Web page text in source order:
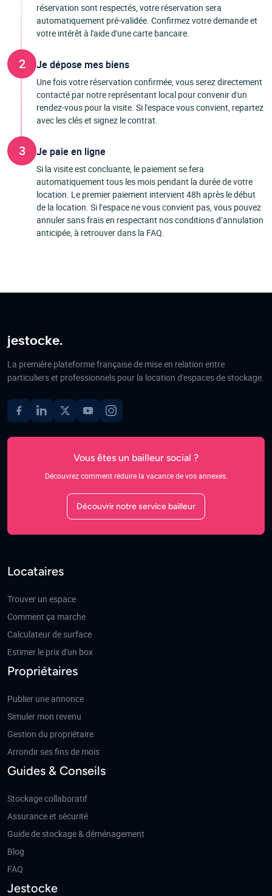
réservation sont respectés, votre réservation sera
automatiquement pré-validée. Confirmez votre demande et
votre intérêt à l'aide d'une carte bancaire.
2 Je dépose mes biens
Une fois votre réservation confirmée, vous serez directement
contacté par notre représentant local pour convenir d'un
rendez-vous pour la visite. Si l'espace vous convient, repartez
avec les clés et signez le contrat.
3 Je paie en ligne
Si la visite est concluante, le paiement se fera
automatiquement tous les mois pendant la durée de votre
location. Le premier paiement intervient 48h après le début
de la location. Si l’espace ne vous convient pas, vous pouvez
annuler sans frais en respectant nos conditions d’annulation
anticipée, à retrouver dans la FAQ.
jestocke.
La première plateforme française de mise en relation entre
particuliers et professionnels pour la location d'espaces de stockage.
Vous êtes un bailleur social ?
Découvrez comment réduire la vacance de vos annexes.
Découvrir notre service bailleur
Locataires
Trouver un espace
Comment ça marche
Calculateur de surface
Estimer le prix d'un box
Propriétaires
Publier une annonce
Simuler mon revenu
Gestion du propriétaire
Arrondir ses fins de mois
Guides & Conseils
Stockage collaboratif
Assurance et sécurité
Guide de stockage & déménagement
Blog
FAQ
Jestocke